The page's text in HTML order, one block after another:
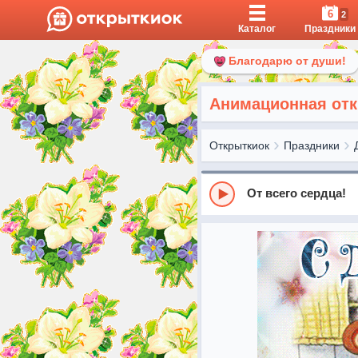
Каталог
6 2
Праздники
Благодарю от души!
Анимационная
Открыткиок Праздники
От всего сердца!